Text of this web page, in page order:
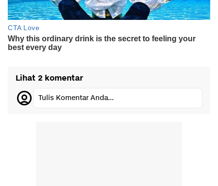
Lihat 2 komentar
Tulis Komentar Anda...